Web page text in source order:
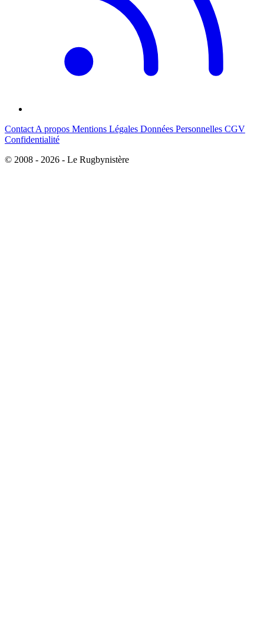
Contact A propos Mentions Légales Données Personnelles CGV
Confidentialité
© 2008 - 2026 - Le Rugbynistère